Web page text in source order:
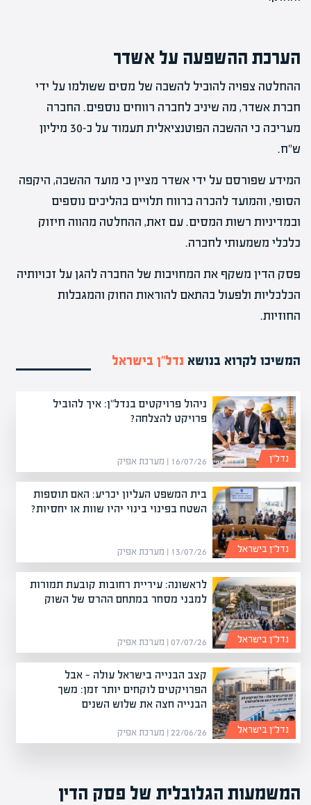
הערכת ההשפעה על אשדר
ההחלטה צפויה להוביל להשבה של מסים ששולמו על ידי
חברת אשדר, מה שיניב לחברה רווחים נוספים. החברה
מעריכה כי ההשבה הפוטנציאלית תעמוד על כ-30 מיליון
ש"ח.
המידע שפורסם על ידי אשדר מציין כי מועד ההשבה, היקפה
הסופי, והמועד להכרה ברווח תלויים בהליכים נוספים
ובמדיניות רשות המסים. עם זאת, ההחלטה מהווה חיזוק
כלכלי משמעותי לחברה.
פסק הדין משקף את המחויבות של החברה להגן על זכויותיה
הכלכליות ולפעול בהתאם להוראות החוק והמגבלות
החוזיות.
המשיכו לקרוא בנושא נדל”ן בישראל
ניהול פרויקטים בנדל"ן: איך להוביל
פרויקט להצלחה?
16/07/26 | מערכת אפיק נדל”ן
בית המשפט העליון יכריע: האם תוספות
השטח בפינוי בינוי יהיו שוות או יחסיות?
13/07/26 | מערכת אפיק נדל”ן בישראל
לראשונה: עיריית רחובות קובעת תמורות
למבני מסחר במתחם ההרס של השוק
07/07/26 | מערכת אפיק נדל”ן בישראל
קצב הבנייה בישראל עולה — אבל
הפרויקטים לוקחים יותר זמן: משך
הבנייה חצה את שלוש השנים
22/06/26 | מערכת אפיק נדל”ן בישראל
המשמעות הגלובלית של פסק הדין